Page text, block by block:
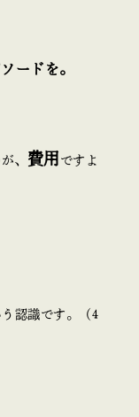
ードを。
、 費用 ですよ
認識です。（4